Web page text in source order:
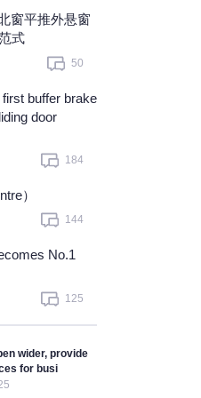
窗平推外悬窗
式
50
buffer brake
door
184
）
144
No.1
125
wider, provide
for busi